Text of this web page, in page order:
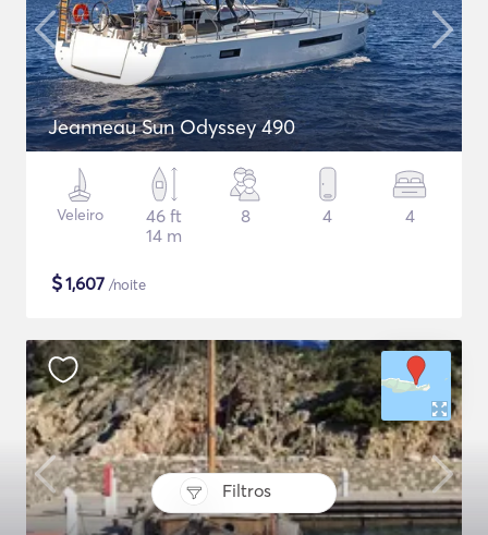
Filtros
Jeanneau Sun Odyssey 490
Veleiro
46 ft
14 m
8 4 4
$1,607 /noite